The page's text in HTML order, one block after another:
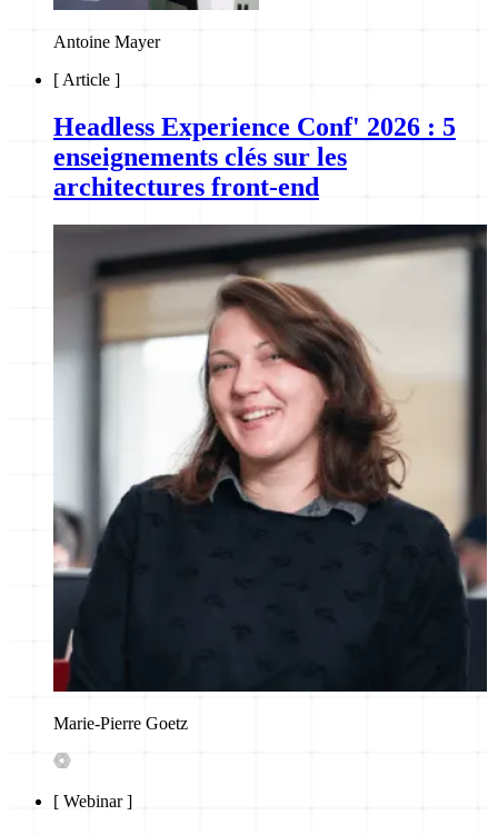
Antoine Mayer
[ Article ]
Headless Experience Conf' 2026 : 5
enseignements clés sur les
architectures front-end
Marie-Pierre Goetz
[ Webinar]